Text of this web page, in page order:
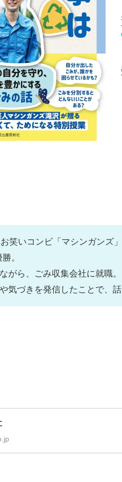
笑いコンビ「マシンガンズ
。
がら、ごみ収集会社に就職。
気づきを発信したことで、話